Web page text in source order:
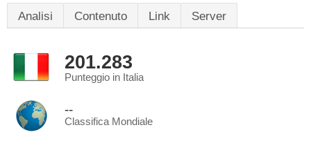
Analisi Contenuto Link Server
201.283
Punteggio in Italia
--
Classifica Mondiale